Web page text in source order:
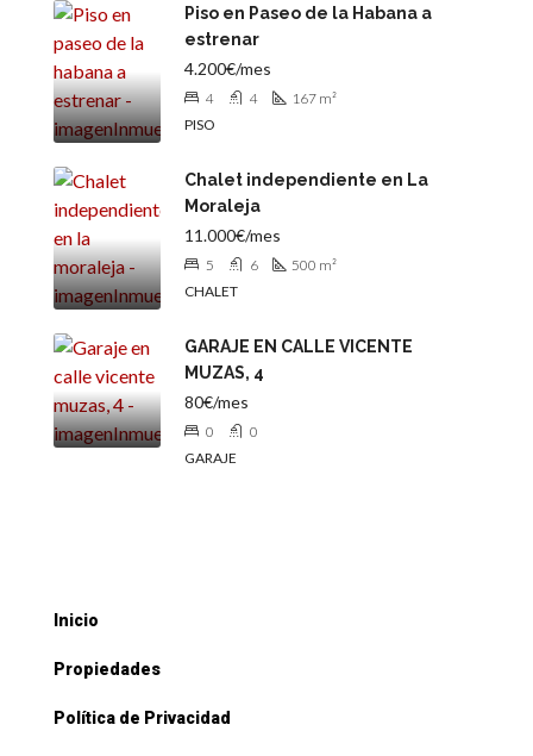
Piso en Paseo de la Habana a
estrenar
4.200€/mes
4 4 167 m²
PISO
Chalet independiente en La
Moraleja
11.000€/mes
5 6 500 m²
CHALET
GARAJE EN CALLE VICENTE
MUZAS, 4
80€/mes
0
0
GARAJE
Inicio
Propiedades
Política de Privacidad